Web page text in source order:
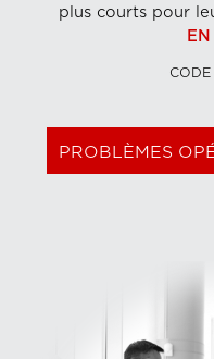
plus courts pour
PROBLÈMES